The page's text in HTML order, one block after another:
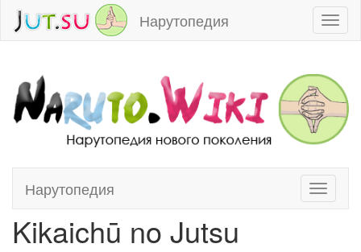
Нарутопедия
Toggle
Нарутопедия
Перейти к:навигация,поиск
Kikaichū no Jutsu